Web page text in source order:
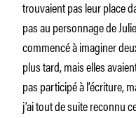
trouvaient pas leur place
pas au personnage de
commencé à imaginer
plus tard, mais elles
pas participé à l’écriture,
j’ai tout de suite reconnu